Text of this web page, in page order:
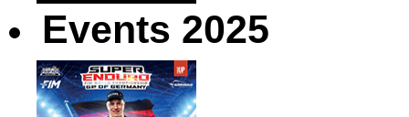
Events 2025